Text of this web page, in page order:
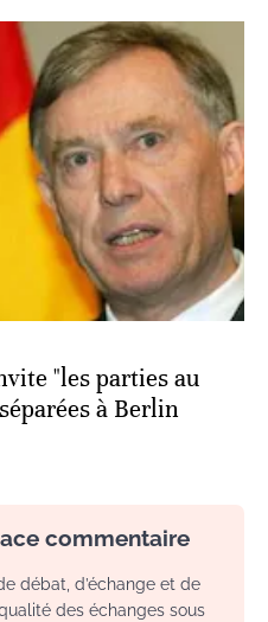
"les parties au
à Berlin
commentaire
débat, d’échange et de
des échanges sous